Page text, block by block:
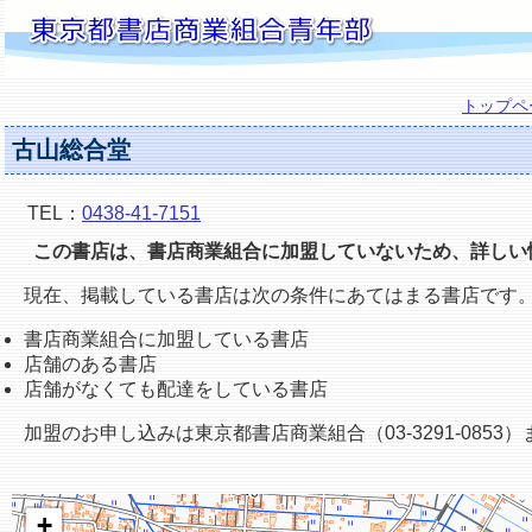
トップ
古山総合堂
TEL： 0438-41-7151
この書店は、書店商業組合に加盟していないため、詳し
現在、掲載している書店は次の条件にあてはまる書店です
書店商業組合に加盟している書店
店舗のある書店
店舗がなくても配達をしている書店
加盟のお申し込みは東京都書店商業組合（03-3291-0853）
+